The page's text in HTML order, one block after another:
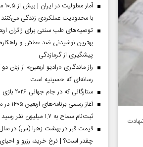
با محدودیت عملکردی زندگی می‌کنند
توصیه‌های طب سنتی برای زائران
بهترین نوشیدنی ضد عطش و
پیشگیری از گرمازدگی
راز ماندگاری «رادیو اربعین» از زبان
رسانه‌ای که حسینیه است
ستارگانی که در جام جهانی ۲۰۲۶ بازی نکردند
آغاز رسمی
ثبت‌نام سماح به ۱.۷ میلیون نفر رسید
چقدر است؟ | نرخ خرید، رزرو و